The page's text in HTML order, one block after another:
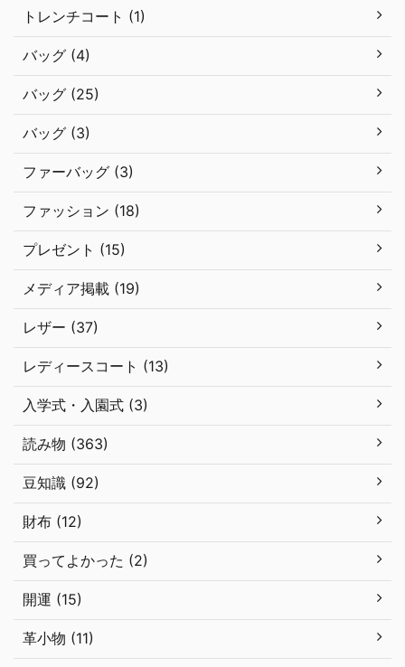
トレンチコート (1)
バッグ (4)
バッグ (25)
バッグ (3)
ファーバッグ (3)
ファッション (18)
プレゼント (15)
メディア掲載 (19)
レザー (37)
レディースコート (13)
入学式・入園式 (3)
読み物 (363)
豆知識 (92)
財布 (12)
買ってよかった (2)
開運 (15)
革小物 (11)